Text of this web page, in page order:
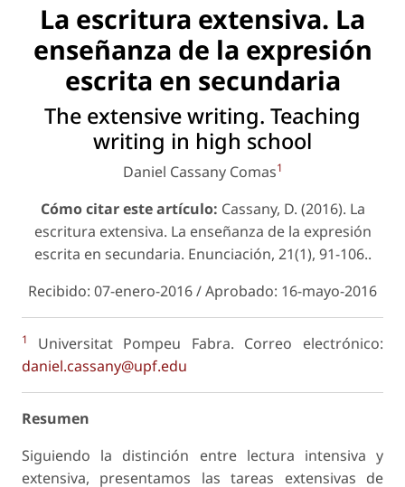
La escritura extensiva. La
enseñanza de la expresión
escrita en secundaria
The extensive writing. Teaching
writing in high school
Daniel Cassany Comas1
Cómo citar este artículo: Cassany, D. (2016). La
escritura extensiva. La enseñanza de la expresión
escrita en secundaria. Enunciación, 21(1), 91-106..
Recibido: 07-enero-2016 / Aprobado: 16-mayo-2016
1
Universitat Pompeu Fabra. Correo electrónico:
daniel.cassany@upf.edu
Resumen
Siguiendo la distinción entre lectura intensiva y
extensiva, presentamos las tareas extensivas de